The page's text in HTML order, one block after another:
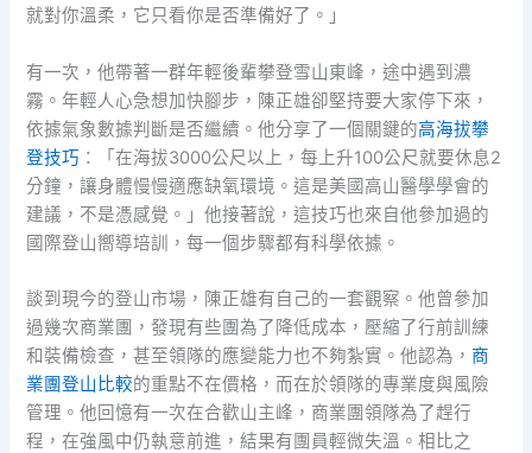
就對你溫柔，它只看你是否準備好了。」
有一次，他帶著一群年輕後輩攀登雪山東峰，途中遇到濃
霧。年輕人心急想加快腳步，陳正雄卻堅持要大家停下來，
依據氣象數據判斷是否繼續。他分享了一個關鍵的高海拔攀
登技巧 ：「在海拔3000公尺以上，每上升100公尺就要休息2
分鐘，讓身體慢慢適應缺氧環境。這是美國高山醫學學會的
建議，不是憑感覺。」他接著說，這技巧也來自他參加過的
國際登山嚮導培訓，每一個步驟都有科學依據。
談到現今的登山市場，陳正雄有自己的一套觀察。他曾參加
過幾次商業團，發現有些團為了降低成本，壓縮了行前訓練
和裝備檢查，甚至領隊的應變能力也不夠紮實。他認為，商
業團登山比較的重點不在價格，而在於領隊的專業度與風險
管理。他回憶有一次在合歡山主峰，商業團領隊為了趕行
程，在強風中仍執意前進，結果有團員輕微失溫。相比之